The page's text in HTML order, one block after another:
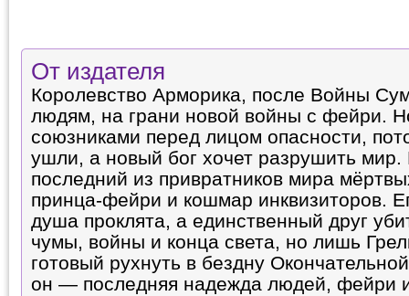
От издателя
Королевство Арморика, после Войны
людям, на грани новой войны с фейри.
союзниками перед лицом опасности,
ушли, а новый бог хочет разрушить
последний из привратников мира
принца-фейри и кошмар инквизиторов.
душа проклята, а единственный друг
чумы, войны и конца света, но лишь
готовый рухнуть в бездну
он — последняя надежда людей, фейри